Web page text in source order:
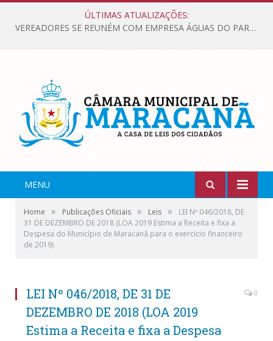
ÚLTIMAS ATUALIZAÇÕES:
VEREADORES SE REUNÉM COM EMPRESA ÁGUAS DO PARÁ, PARA APRESENTAR REIVINDICAÇÕES E MELHORIAS NA QUALIDADE DOS SERVIÇOS OFERECIDOS Á POPULAÇÃO.
MENU
Home » Publicações Oficiais » Leis »
LEI Nº 046/2018, DE
31 DE DEZEMBRO DE 2018 (LOA 2019 Estima a Receita e fixa a
Despesa do Município de Maracanã para o exercício financeiro
de 2019)
LEI Nº 046/2018, DE 31 DE
DEZEMBRO DE 2018 (LOA 2019
Estima a Receita e fixa a Despesa
0